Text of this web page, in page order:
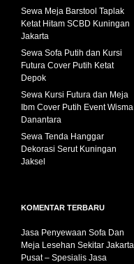
Sewa Meja Barstool Taplak
Ketat Hitam SCBD Kuningan
Jakarta
Sewa Sofa Putih dan Kursi
Futura Cover Putih Ketat
Depok
Sewa Kursi Futura dan Meja
Ibm Cover Putih Event Wisma
Danantara
Sewa Tenda Hanggar
Dekorasi Serut Kuningan
Jaksel
KOMENTAR TERBARU
Jasa Penyewaan Sofa Dan
Meja Lesehan Sekitar Jakarta
Pusat – Spesialis Jasa